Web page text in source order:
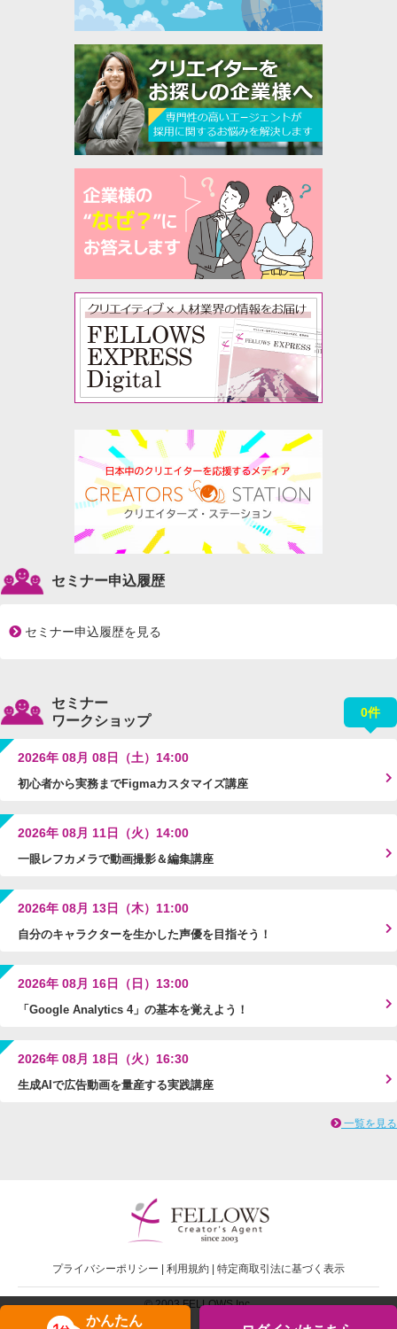
かんたん
セミナー申込履歴
セミナー申込履歴を見る
セミナー
ワークショップ
0件
2026年 08月 08日（土）14:00
初心者から実務までFigmaカスタマイズ講座
2026年 08月 11日（火）14:00
一眼レフカメラで動画撮影＆編集講座
2026年 08月 13日（木）11:00
自分のキャラクターを生かした声優を目指そう！
2026年 08月 16日（日）13:00
「Google Analytics 4」の基本を覚えよう！
2026年 08月 18日（火）16:30
生成AIで広告動画を量産する実践講座
一覧を見る
プライバシーポリシー | 利用規約 | 特定商取引法に基づく表示
© 2003 FELLOWS Inc.